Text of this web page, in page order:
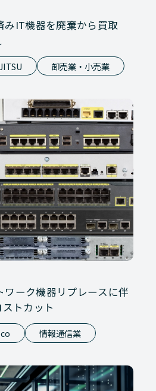
みIT機器を廃棄から買取
卸売業・小売業
ワーク機器リプレースに伴
トカット
情報通信業